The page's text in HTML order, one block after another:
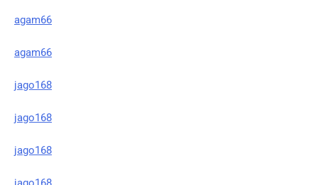
agam66
agam66
jago168
jago168
jago168